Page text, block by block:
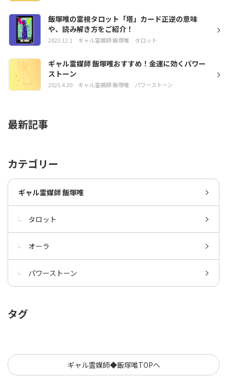
飯塚唯の霊視タロット「塔」カード正逆の意味
や、読み解き方をご紹介！
2023.12.1 ギャル霊媒師 飯塚唯 タロット
ギャル霊媒師 飯塚唯おすすめ！金運に効くパワー
ストーン
2025.4.30 ギャル霊媒師 飯塚唯 パワーストーン
最新記事
カテゴリー
ギャル霊媒師 飯塚唯
タロット
オーラ
パワーストーン
タグ
ギャル霊媒師◆飯塚唯TOPへ